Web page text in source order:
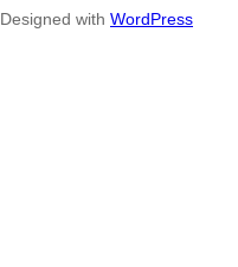
Designed with WordPress